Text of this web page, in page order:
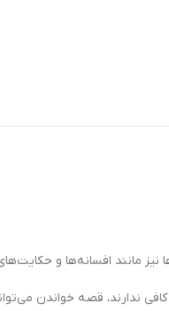
مانند افسانه‌ها و
ندارند، قصه خواندن